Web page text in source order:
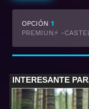
OPCIÓN 1
PREMIUN⚡ -